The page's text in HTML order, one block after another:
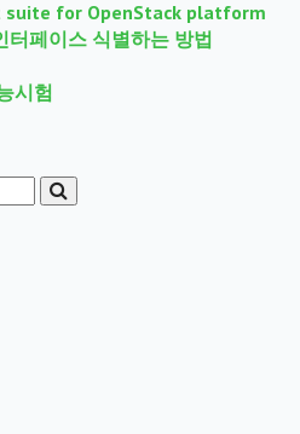
suite for OpenStack platform
터페이스 식별하는 방법
시험